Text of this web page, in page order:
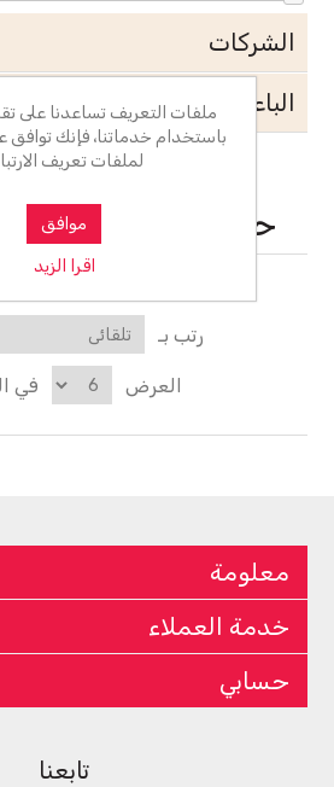
الشركات
الباعة
حلول إنترنت
رتب بـ
العرض في
معلومة
خدمة العملاء
حسابي
تابعنا
ملفات التعريف تساعدنا على
باستخدام خدماتنا، فإنك توافق
لملفات تعريف
موافق
اقرا الزيد